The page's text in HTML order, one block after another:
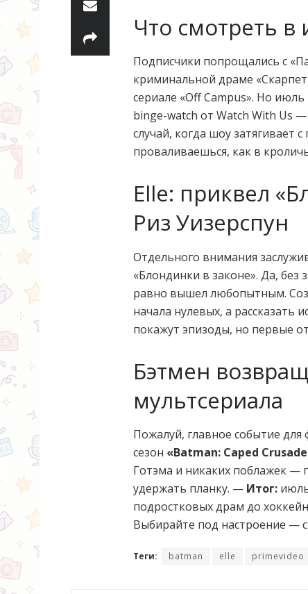
Что смотреть
Подписчики попрощались с
криминальной драме
сериале «Off Campus». Но
binge-watch от Watch With Us
случай, когда шоу затягивает
проваливаешься, как в
Elle: приквел
Риз Уизерспун
Отдельного внимания
«Блондинки в законе». Да, без
равно вышел любопытным.
начала нулевых, а
покажут эпизоды, но первые
Бэтмен
мультсериала
Пожалуй, главное событие
сезон «Batman: Caped
Готэма и никаких поблажек —
удержать планку. — Итог:
подростковых драм до
Выбирайте под настроение —
Теги: batman elle primevideo